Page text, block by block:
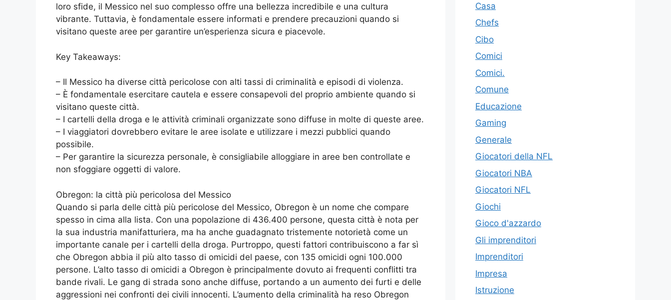
loro sfide, il Messico nel suo complesso offre una bellezza incredibile e una cultura
vibrante. Tuttavia, è fondamentale essere informati e prendere precauzioni quando si
visitano queste aree per garantire un’esperienza sicura e piacevole.
Key Takeaways:
– Il Messico ha diverse città pericolose con alti tassi di criminalità e episodi di violenza.
– È fondamentale esercitare cautela e essere consapevoli del proprio ambiente quando si
visitano queste città.
– I cartelli della droga e le attività criminali organizzate sono diffuse in molte di queste aree.
– I viaggiatori dovrebbero evitare le aree isolate e utilizzare i mezzi pubblici quando
possibile.
– Per garantire la sicurezza personale, è consigliabile alloggiare in aree ben controllate e
non sfoggiare oggetti di valore.
Obregon: la città più pericolosa del Messico
Quando si parla delle città più pericolose del Messico, Obregon è un nome che compare
spesso in cima alla lista. Con una popolazione di 436.400 persone, questa città è nota per
la sua industria manifatturiera, ma ha anche guadagnato tristemente notorietà come un
importante canale per i cartelli della droga. Purtroppo, questi fattori contribuiscono a far sì
che Obregon abbia il più alto tasso di omicidi del paese, con 135 omicidi ogni 100.000
persone. L’alto tasso di omicidi a Obregon è principalmente dovuto ai frequenti conflitti tra
bande rivali. Le gang di strada sono anche diffuse, portando a un aumento dei furti e delle
aggressioni nei confronti dei civili innocenti. L’aumento della criminalità ha reso Obregon
Casa
Chefs
Cibo
Comici
Comici.
Comune
Educazione
Gaming
Generale
Giocatori della NFL
Giocatori NBA
Giocatori NFL
Giochi
Gioco d'azzardo
Gli imprenditori
Imprenditori
Impresa
Istruzione